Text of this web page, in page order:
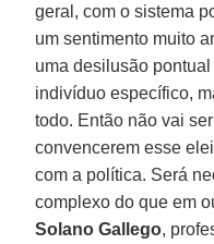
geral, com o sistema
um sentimento muito
uma desilusão
indivíduo específico,
todo. Então não vai
convencerem esse
com a política. Será
complexo do que em
Solano Gallego,